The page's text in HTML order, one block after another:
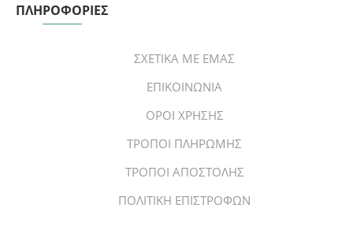
ΠΛΗΡΟΦΟΡΙΕΣ
ΣΧΕΤΙΚΑ ΜΕ ΕΜΑΣ
ΕΠΙΚΟΙΝΩΝΙΑ
ΟΡΟΙ ΧΡΗΣΗΣ
ΤΡΟΠΟΙ ΠΛΗΡΩΜΗΣ
ΤΡΟΠΟΙ ΑΠΟΣΤΟΛΗΣ
ΠΟΛΙΤΙΚΗ ΕΠΙΣΤΡΟΦΩΝ